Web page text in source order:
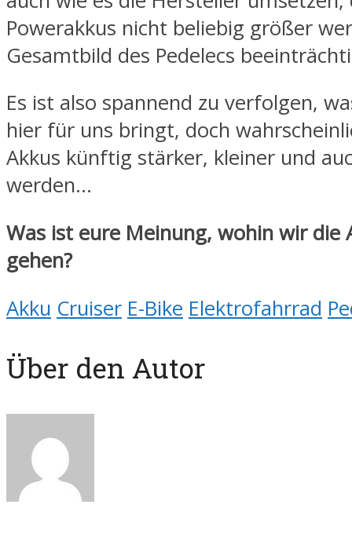
Powerakkus nicht beliebig größer
Gesamtbild des Pedelecs
Es ist also spannend zu verfolgen,
hier für uns bringt, doch
Akkus künftig stärker, kleiner und
werden…
Was ist eure Meinung, wohin wir die
gehen?
Akku Cruiser E-Bike Elektrofahrrad
Über den Autor